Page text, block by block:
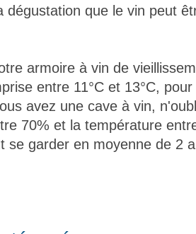
dégustation que le vin peut
armoire à vin de
entre 11°C et 13°C,
avez une cave à vin,
70% et la température
se garder en moyenne de 2